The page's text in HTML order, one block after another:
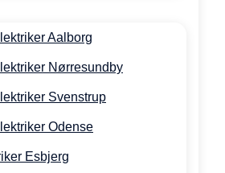
Aalborg
Nørresundby
Svenstrup
Odense
Esbjerg